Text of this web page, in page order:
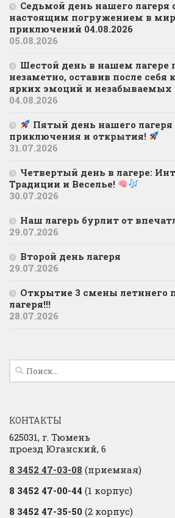
Седьмой день нашего лагеря
настоящим погружением в
приключений 04.08.2026
05.08.2026
Шестой день в нашем лагере
незаметно, оставив после себя
ярких эмоций и незабываемых
04.08.2026
Пятый день нашего
приключения и открытия!
31.07.2026
Четвертый день в лагере:
Традиции и Веселье!
30.07.2026
Наш лагерь бурлит от
29.07.2026
Второй день лагеря
29.07.2026
Открытие 3 смены летннего
лагеря!!!
28.07.2026
Найти:
КОНТАКТЫ
625031, г. Тюмень
проезд Юганский, 6
8 3452 47-03-08 (приемная)
8 3452 47-00-44 (1 корпус)
8 3452 47-35-50 (2 корпус)